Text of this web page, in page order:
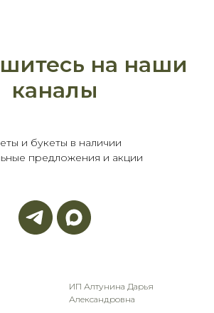
на наши
каналы
и букеты в наличии
предложения и акции
ИП Алтунина Дарья
Александровна